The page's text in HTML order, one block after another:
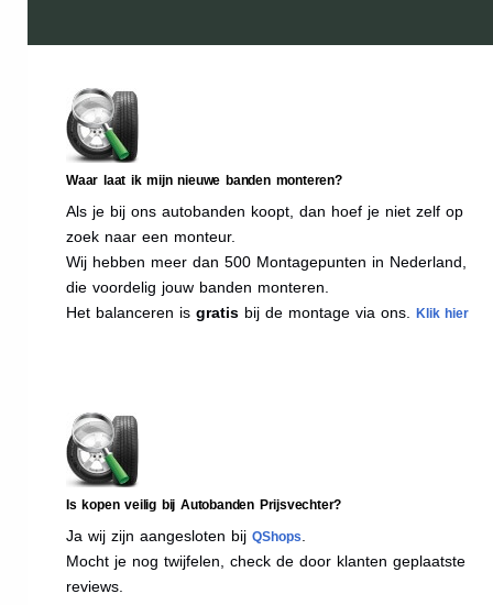
Waar laat ik mijn nieuwe banden monteren?
Als je bij ons autobanden koopt, dan hoef je niet zelf op
zoek naar een monteur.
Wij hebben meer dan 500 Montagepunten in Nederland,
die voordelig jouw banden monteren.
Het balanceren is gratis bij de montage via ons. Klik hier
Is kopen veilig bij Autobanden Prijsvechter?
Ja wij zijn aangesloten bij QShops
Mocht je nog twijfelen, check de door klanten geplaatste
reviews.